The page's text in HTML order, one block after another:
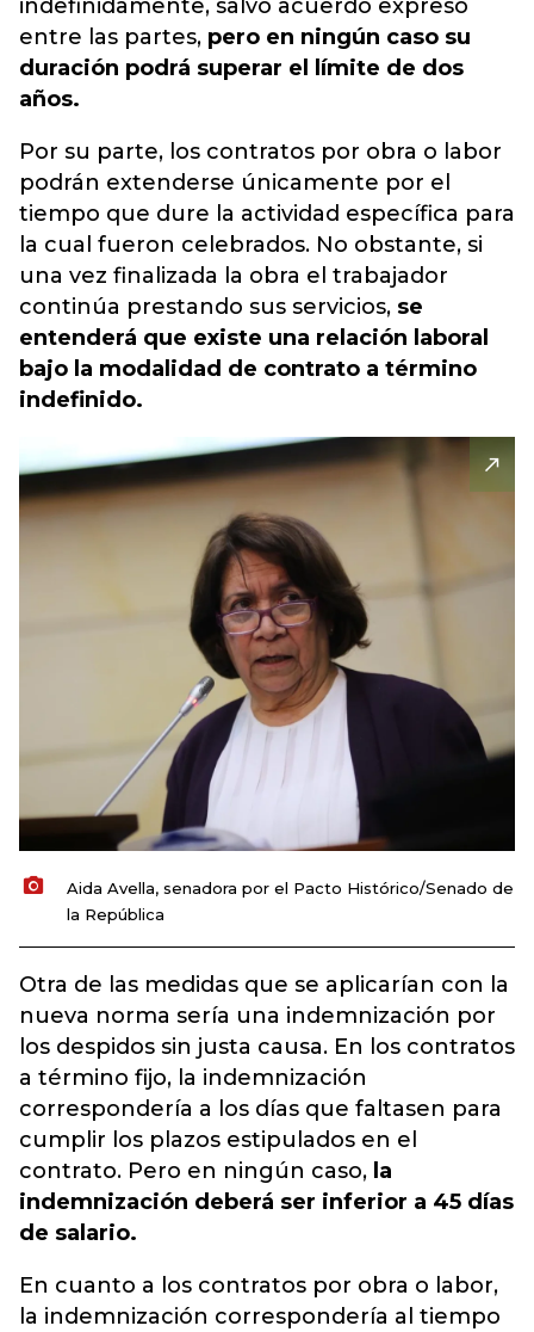
indefinidamente, salvo acuerdo expreso
entre las partes, pero en ningún caso su
duración podrá superar el límite de dos
años.
Por su parte, los contratos por obra o labor
podrán extenderse únicamente por el
tiempo que dure la actividad específica para
la cual fueron celebrados. No obstante, si
una vez finalizada la obra el trabajador
continúa prestando sus servicios, se
entenderá que existe una relación laboral
bajo la modalidad de contrato a término
indefinido.
Aida Avella, senadora por el Pacto Histórico/Senado de
la República
Otra de las medidas que se aplicarían con la
nueva norma sería una indemnización por
los despidos sin justa causa. En los contratos
a término fijo, la indemnización
correspondería a los días que faltasen para
cumplir los plazos estipulados en el
contrato. Pero en ningún caso, la
indemnización deberá ser inferior a 45 días
de salario.
En cuanto a los contratos por obra o labor,
la indemnización correspondería al tiempo